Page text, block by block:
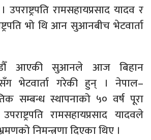
रामसहायप्रसाद यादव र
भो थि आन सुआनबीच भेटवार्ता
आएकी सुआनले आज बिहान
भेटवार्ता गरेकी हुन् । नेपाल–
सम्बन्ध स्थापनाको ५० वर्ष पूरा
रामसहायप्रसाद यादवले
निमन्त्रणा दिएका थिए ।